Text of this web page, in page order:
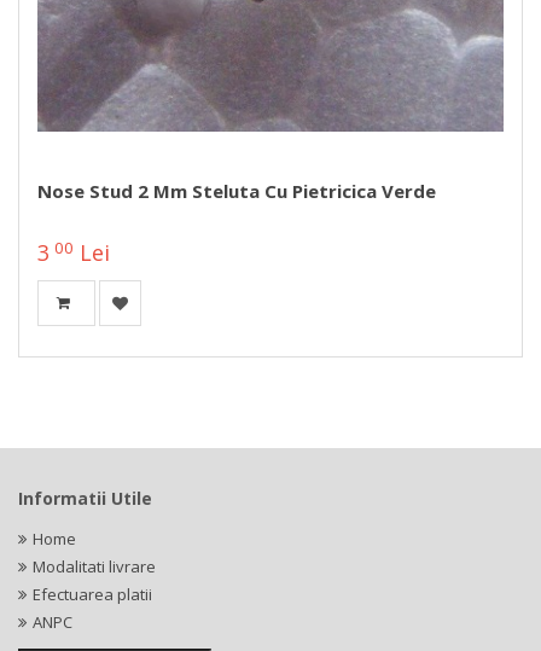
Nose Stud 2 Mm Steluta Cu Pietricica Verde
3 00 Lei
Informatii Utile
Home
Modalitati livrare
Efectuarea platii
ANPC